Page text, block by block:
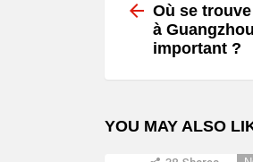
moreOù se
à
important ?
YOU MAY ALSO